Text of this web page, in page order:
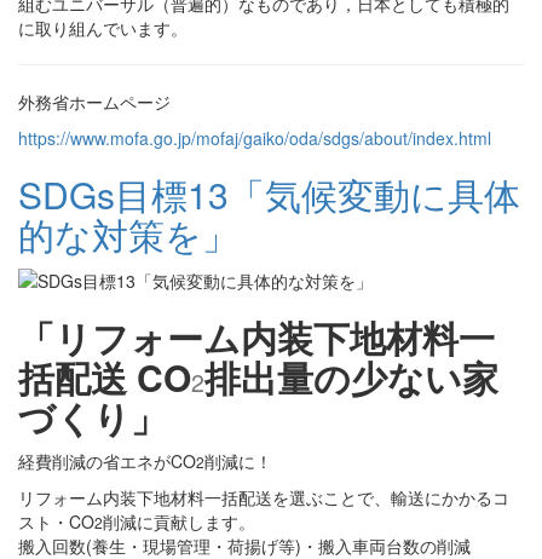
に取り組んでいます。
外務省ホームページ
https://www.mofa.go.jp/mofaj/gaiko/oda/sdgs/about/index.html
SDGs目標13「気候変動に具体
的な対策を」
「リフォーム内装下地材料一
括配送 CO2排出量の少ない家
づくり」
経費削減の省エネがCO2削減に！
リフォーム内装下地材料一括配送を選ぶことで、輸送にかかるコ
スト・CO2削減に貢献します。
搬入回数(養生・現場管理・荷揚げ等)・搬入車両台数の削減